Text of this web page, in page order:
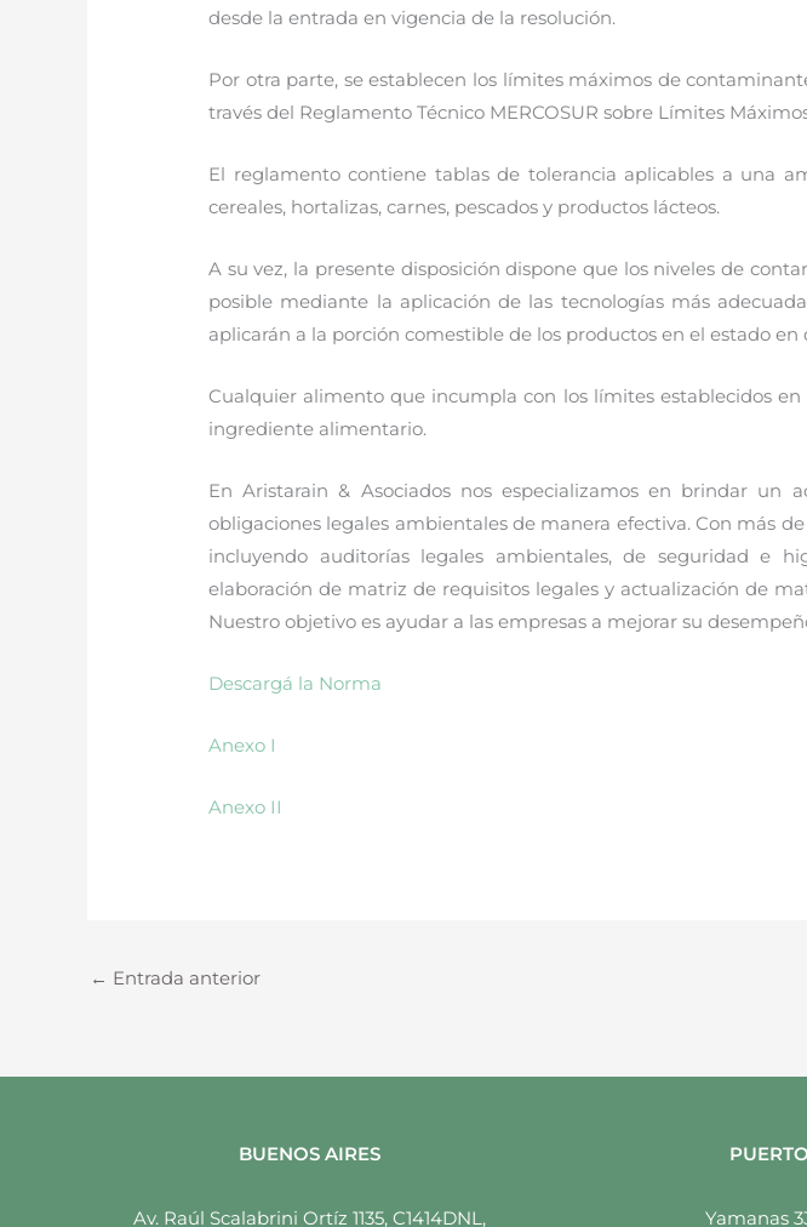
desde la entrada en vigencia de la resolución.
Por otra parte, se establecen los límites máximos de
través del Reglamento Técnico MERCOSUR sobre Límites
El reglamento contiene tablas de tolerancia aplicables a una
cereales, hortalizas, carnes, pescados y productos lácteos.
A su vez, la presente disposición dispone que los niveles de
posible mediante la aplicación de las tecnologías más
aplicarán a la porción comestible de los productos en el estado
Cualquier alimento que incumpla con los límites establecidos
ingrediente alimentario.
En Aristarain & Asociados nos especializamos en brindar
obligaciones legales ambientales de manera efectiva. Con más
incluyendo auditorías legales ambientales, de seguridad e
elaboración de matriz de requisitos legales y actualización de
Nuestro objetivo es ayudar a las empresas a mejorar su
Descargá la Norma
Anexo I
Anexo II
← Entrada anterior
BUENOS AIRES
Av. Raúl Scalabrini Ortíz 1135, C1414DNL, Yamanas